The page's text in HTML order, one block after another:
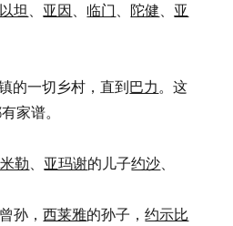
以坦 、 亚因、 临门、 陀健、 亚
的一切乡村，直到巴力。这
家谱。
勒、 亚玛谢的儿子约沙、
孙，西莱雅的孙子，约示比